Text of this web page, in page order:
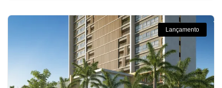
Lançamento